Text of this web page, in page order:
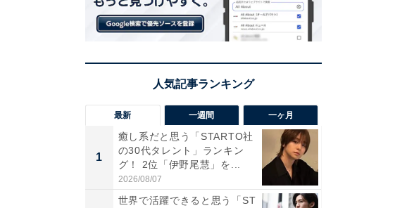
最新 一週間 一ヶ月
1
癒し系だと思う「STARTO社
の30代タレント」ランキン
グ！ 2位「伊野尾慧」を...
2026/08/07
世界で活躍できると思う「ST